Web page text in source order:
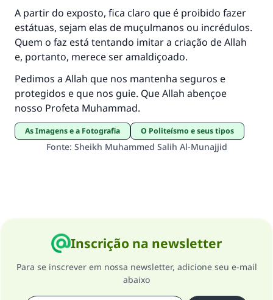
A partir do exposto, fica claro que é proibido fazer
estátuas, sejam elas de muçulmanos ou incrédulos.
Quem o faz está tentando imitar a criação de Allah
e, ​​portanto, merece ser amaldiçoado.
Pedimos a Allah que nos mantenha seguros e
protegidos e que nos guie. Que Allah abençoe
nosso Profeta Muhammad.
As Imagens e a Fotografia O Politeísmo e seus tipos
Fonte: Sheikh Muhammed Salih Al-Munajjid
Inscrição na newsletter
Para se inscrever em nossa newsletter, adicione seu e-mail
abaixo